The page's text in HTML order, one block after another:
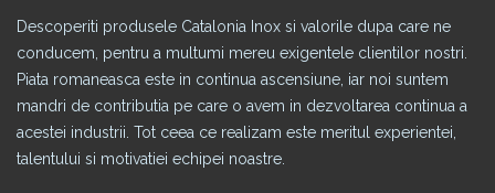
Descoperiti produsele Catalonia Inox si valorile dupa care ne
conducem, pentru a multumi mereu exigentele clientilor nostri.
Piata romaneasca este in continua ascensiune, iar noi suntem
mandri de contributia pe care o avem in dezvoltarea continua a
acestei industrii. Tot ceea ce realizam este meritul experientei,
talentului si motivatiei echipei noastre.